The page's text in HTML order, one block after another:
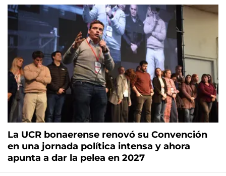
La UCR bonaerense renovó su Convención
en una jornada política intensa y ahora
apunta a dar la pelea en 2027